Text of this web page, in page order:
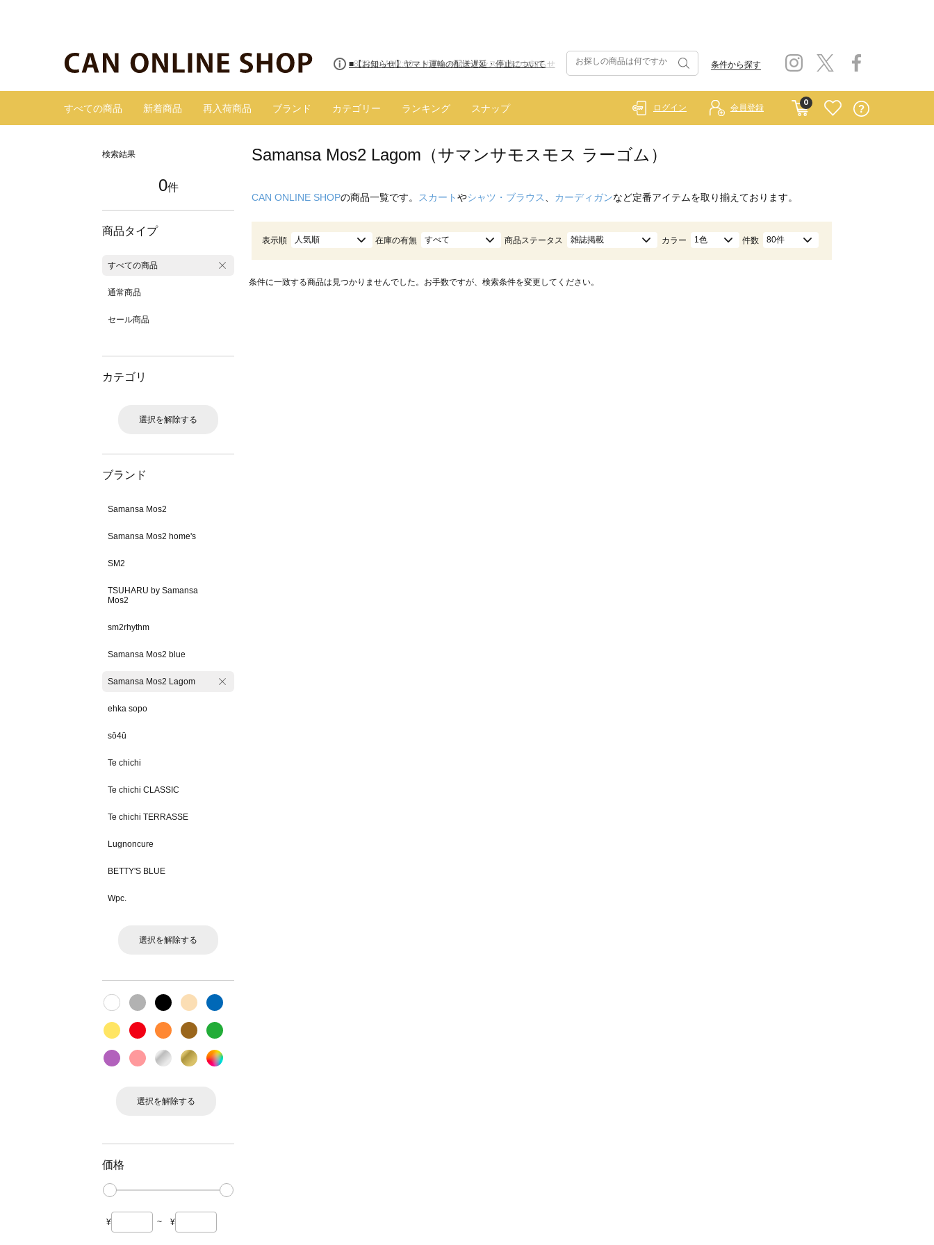
■8/13(木)AM2:00～サイトメンテナンス実施のお知らせ 条件から探す
すべての商品 新着商品 再入荷商品 ブランド カテゴリー ランキング スナップ
0
ログイン 会員登録
検索結果
0件
商品タイプ
すべての商品
通常商品
セール商品
カテゴリ
選択を解除する
ブランド
Samansa Mos2
Samansa Mos2 home's
SM2
TSUHARU by Samansa
Mos2
sm2rhythm
Samansa Mos2 blue
Samansa Mos2 Lagom
ehka sopo
sō4ū
Te chichi
Te chichi CLASSIC
Te chichi TERRASSE
Lugnoncure
BETTY'S BLUE
Wpc.
選択を解除する
選択を解除する
価格
¥ ~ ¥
Samansa Mos2 Lagom（サマンサモスモス ラーゴム）
CAN ONLINE SHOPの商品一覧です。 スカートやシャツ・ブラウス カーディガンなど定番アイテムを取り揃えております。
表示順 人気順 在庫の有無 すべて 商品ステータス 雑誌掲載 カラー 1色 件数 80件
条件に一致する商品は見つかりませんでした。お手数ですが、検索条件を変更してください。